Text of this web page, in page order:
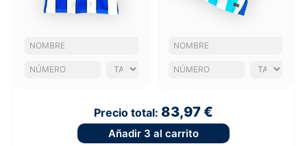
Precio total: 83,97 €
Añadir 3 al carrito